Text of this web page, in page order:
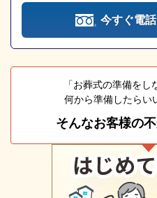
今すぐ電
「お葬式の準備をし
何から準備したらい
そんなお客様の